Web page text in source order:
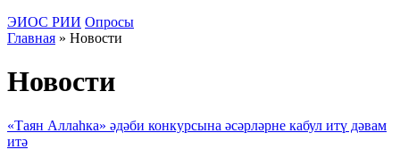
ЭИОС РИИ Опросы
Главная » Новости
Новости
«Таян Аллаһка» әдәби конкурсына әсәрләрне кабул итү дәвам
итә